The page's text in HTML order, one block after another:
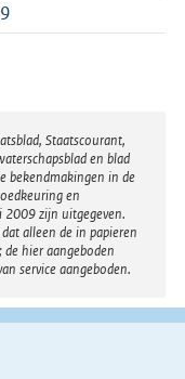
Staatscourant,
en blad
bekendmakingen in de
en
2009 zijn uitgegeven.
alleen de in papieren
hier aangeboden
service aangeboden.